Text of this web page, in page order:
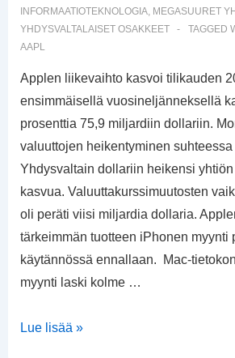
INFORMAATIOTEKNOLOGIA, MEGASUURET
YHDYSVALTALAISET OSAKKEET
TAGGED
AAPL
Applen liikevaihto kasvoi tilikauden
ensimmäisellä vuosineljänneksellä
prosenttia 75,9 miljardiin dollariin.
valuuttojen heikentyminen suhteessa
Yhdysvaltain dollariin heikensi yhtiön
kasvua. Valuuttakurssimuutosten
oli peräti viisi miljardia dollaria.
tärkeimmän tuotteen iPhonen myynti
käytännössä ennallaan. Mac-
myynti laski kolme …
Applen
Lue lisää »